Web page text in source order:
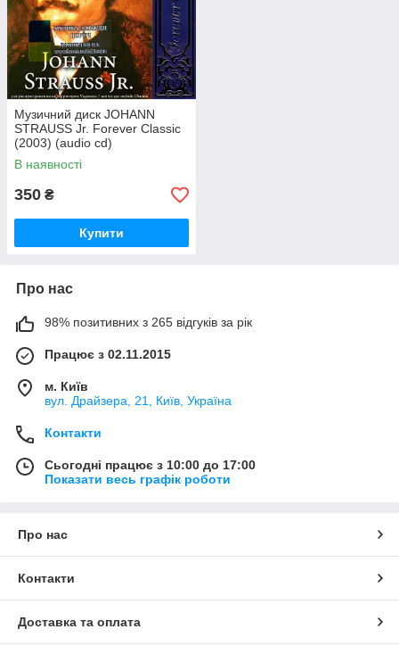
Музичний диск JOHANN
STRAUSS Jr. Forever Classic
(2003) (audio cd)
В наявності
350 ₴
Купити
Про нас
98% позитивних з 265 відгуків за рік
Працює з 02.11.2015
м. Київ
вул. Драйзера, 21, Київ, Україна
Контакти
Сьогодні працює з 10:00 до 17:00
Показати весь графік роботи
Про нас
Контакти
Доставка та оплата